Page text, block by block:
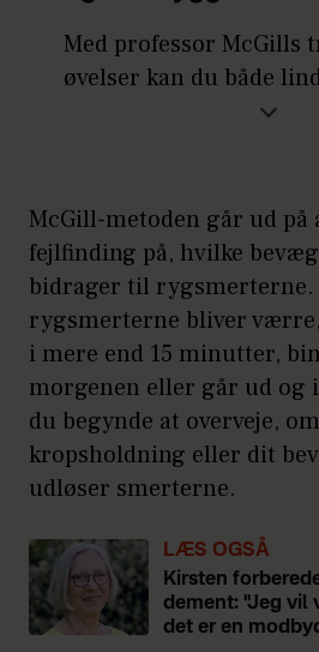
Med professor McGills
øvelser kan du både
forebygge smerter. Lav
gange.
1. Læg dig på ryggen
hænder under lænden
håndfladerne mod
ene ben strakt og bøj
foden er på linje med
forlængede ben. Løft
gulvet, så de svæver
krop. Spænd dine
løft dit hoved og
gulvet. Bevægelsen
minimal. Hold i 10
øvelsen seks gange
McGill-metoden går ud på
fejlfinding på, hvilke
bidrager til rygsmerterne.
rygsmerterne bliver
i mere end 15 minutter,
morgenen eller går ud og
du begynde at overveje,
kropsholdning eller dit
udløser smerterne.
LÆS OGSÅ
Kirsten
dement: "Jeg vil
det er en